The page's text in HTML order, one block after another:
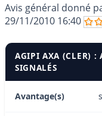
Avis général donné
29/11/2010 16:40
AGIPI AXA (CLER) :
SIGNALÉS
Avantage(s)